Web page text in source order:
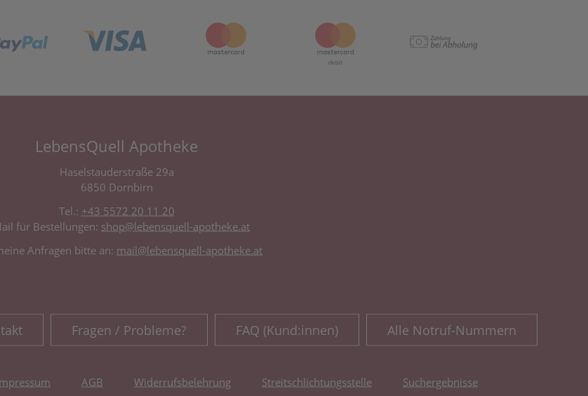
LebensQuell Apotheke
Haselstauderstraße 29a
6850 Dornbirn
Tel.: +43 5572 20 11 20
für Bestellungen: shop@lebensquell-apotheke.at
Anfragen bitte an: mail@lebensquell-apotheke.at
Fragen / Probleme? FAQ (Kund:innen) Alle Notruf-Nummern
AGB Widerrufsbelehrung Streitschlichtungsstelle Suchergebnisse